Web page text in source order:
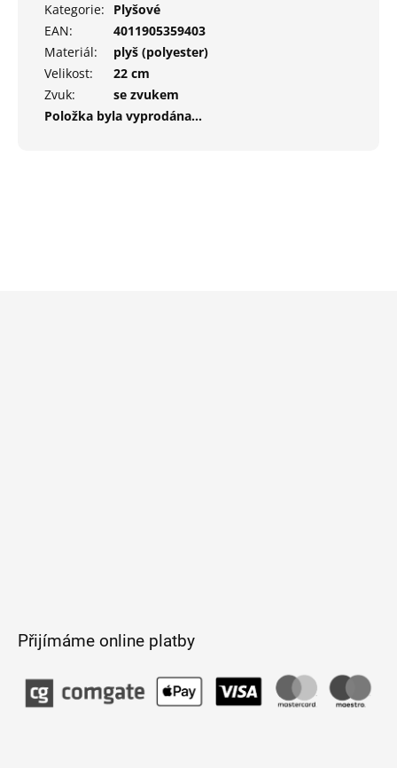
Kategorie:
Plyšové
EAN:
4011905359403
Materiál:
plyš (polyester)
Velikost:
22 cm
Zvuk:
se zvukem
Položka byla vyprodána…
Přijímáme online platby